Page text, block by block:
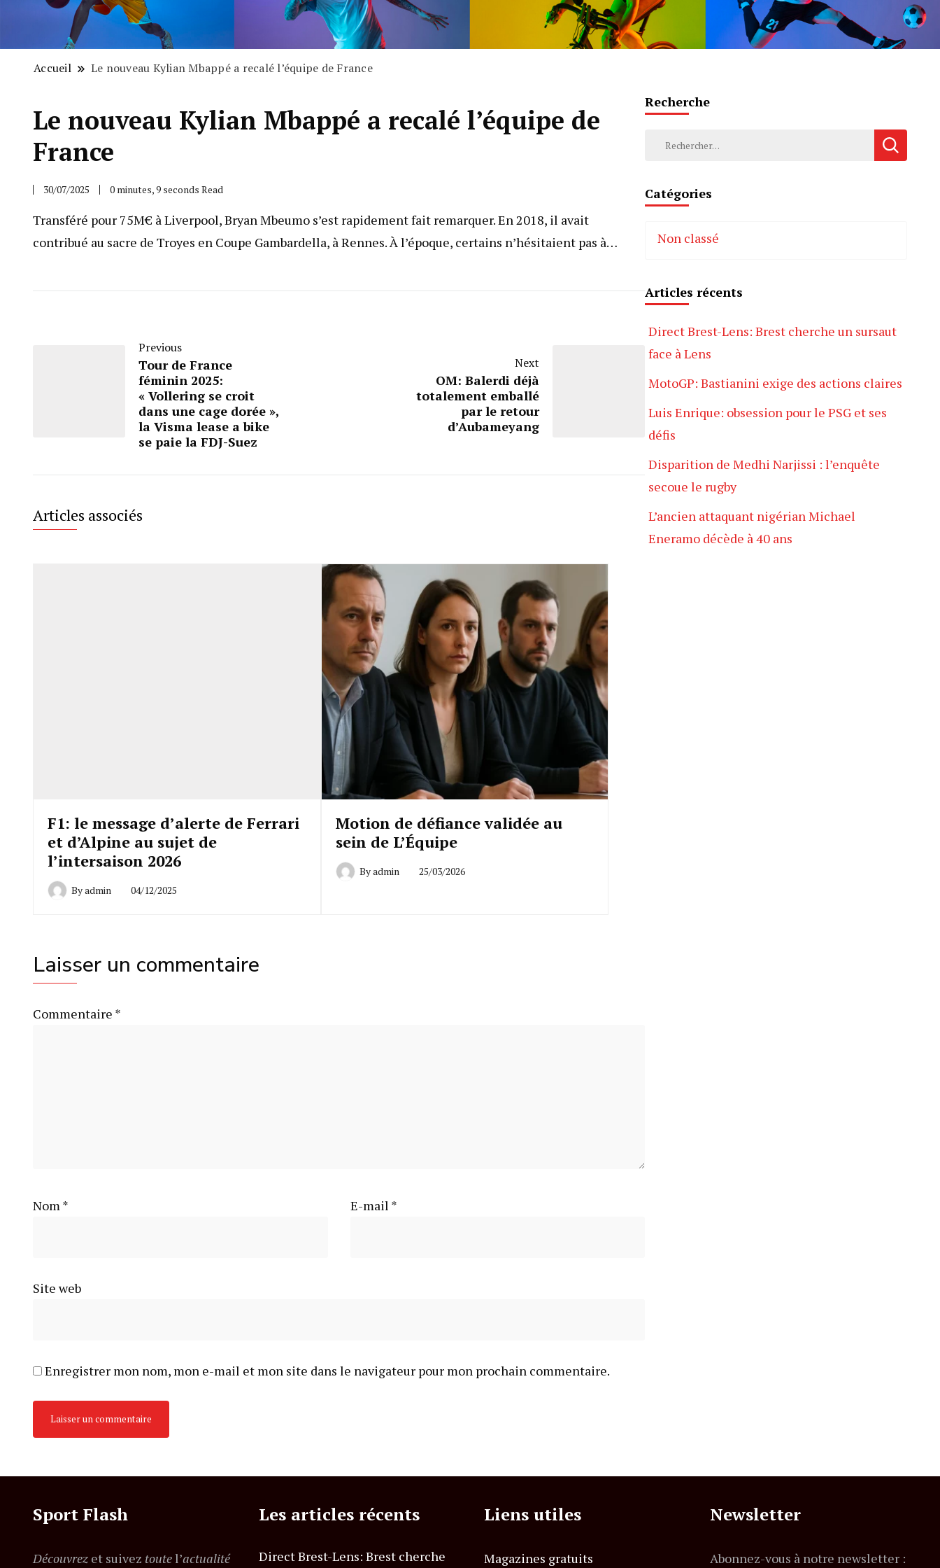
Accueil Le nouveau Kylian Mbappé a recalé l’équipe de France
Le nouveau Kylian Mbappé a recalé l’équipe de
France
30/07/2025 0 minutes, 9 seconds Read
Transféré pour 75M€ à Liverpool, Bryan Mbeumo s’est rapidement fait remarquer. En 2018, il avait
contribué au sacre de Troyes en Coupe Gambardella, à Rennes. À l’époque, certains n’hésitaient pas à…
Previous
Tour de France
féminin 2025:
« Vollering se croit
dans une cage dorée »,
la Visma lease a bike
se paie la FDJ-Suez
Next
OM: Balerdi déjà
totalement emballé
par le retour
d’Aubameyang
Articles associés
F1: le message d’alerte de Ferrari
et d’Alpine au sujet de
l’intersaison 2026
Byadmin 04/12/2025
Motion de défiance validée au
sein de L’Équipe
Byadmin 25/03/2026
Laisser un commentaire
Commentaire *
Nom* E-mail *
Site web
Enregistrer mon nom, mon e-mail et mon site dans le navigateur pour mon prochain commentaire.
Recherche
Rechercher :
Catégories
Non classé
Articles récents
Direct Brest-Lens: Brest cherche un sursaut
face à Lens
MotoGP: Bastianini exige des actions claires
Luis Enrique: obsession pour le PSG et ses
défis
Disparition de Medhi Narjissi : l’enquête
secoue le rugby
L’ancien attaquant nigérian Michael
Eneramo décède à 40 ans
Sport Flash
Découvrez et suivez toutel’actualité
Les articles récents
Direct Brest-Lens: Brest cherche
Liens utiles
Magazines gratuits
Newsletter
Abonnez-vous à notre newsletter :